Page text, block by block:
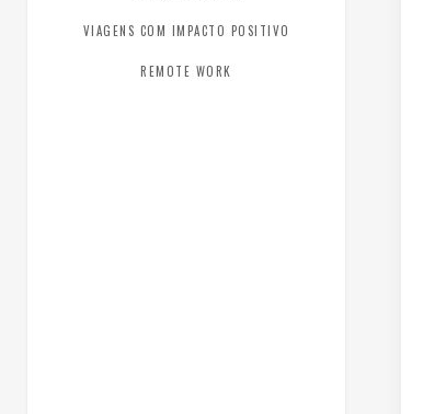
VIAGENS COM IMPACTO POSITIVO
REMOTE WORK